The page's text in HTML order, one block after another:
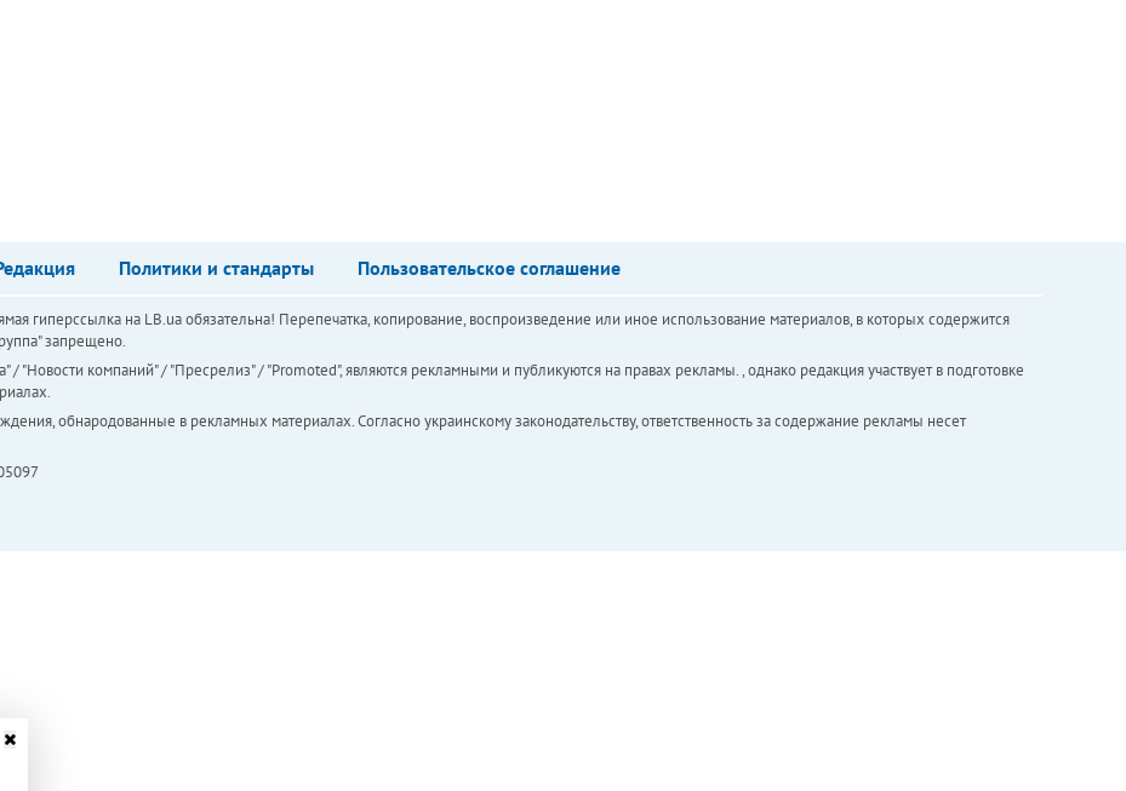
Политики и стандарты Пользовательское соглашение
гиперссылка на LB.ua обязательна! Перепечатка, копирование, воспроизведение или иное использование материалов, в которых содержится
запрещено.
"Новости компаний" / "Пресрелиз" / "Promoted", являются рекламными и публикуются на правах рекламы. , однако редакция участвует в подготовке
обнародованные в рекламных материалах. Согласно украинскому законодательству, ответственность за содержание рекламы несет